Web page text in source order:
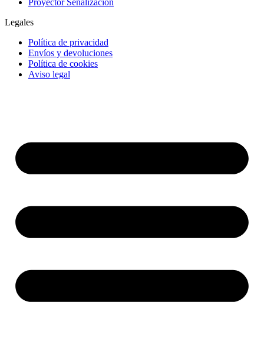
Proyector Señalización
Legales
Política de privacidad
Envíos y devoluciones
Política de cookies
Aviso legal